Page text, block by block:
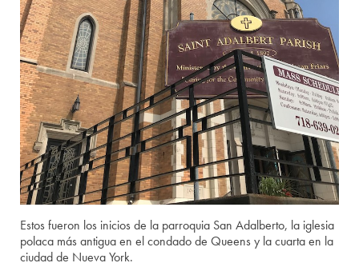
Estos fueron los inicios de la parroquia San Adalberto, la iglesia
polaca más antigua en el condado de Queens y la cuarta en la
ciudad de Nueva York.